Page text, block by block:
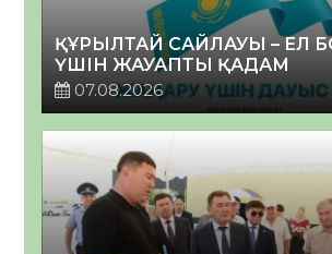
ҚҰРЫЛТАЙ САЙЛАУЫ – ЕЛ
ҮШІН ЖАУАПТЫ ҚАДАМ
07.08.2026